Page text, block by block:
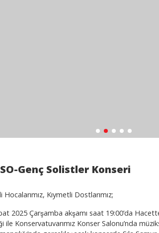
Genç Solistler Konseri
Hocalarımız, Kıymetli Dostlarımız;
2025 Çarşamba akşamı saat 19:00’da
ile Konservatuvarımız Konser Salonu’nda